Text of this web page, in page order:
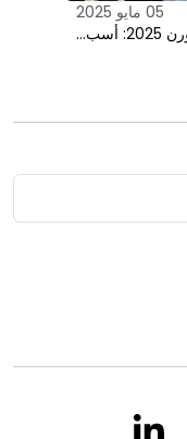
05 مايو 2025